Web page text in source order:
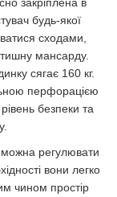
будь-якої
сходами,
мансарду.
сягає 160 кг.
перфорацією
безпеки та
регулювати
вони легко
чином простір